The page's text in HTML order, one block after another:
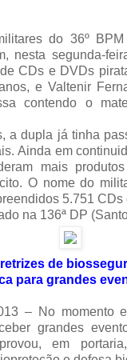
do 36º
nesta segunda-
CDs e DVDs
e Valtenir
contendo o
a dupla já tinha
Ainda em
mais
O nome do
5.751 CDs
na 136ª DP
de
para grandes
– No momento
grandes
em